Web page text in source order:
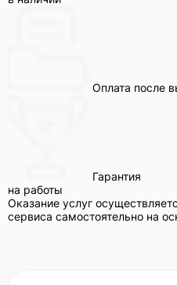
Оплата после
Гарантия
на работы
Оказание услуг
сервиса самостоятельно на